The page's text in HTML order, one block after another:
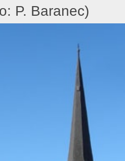
P. Baranec)